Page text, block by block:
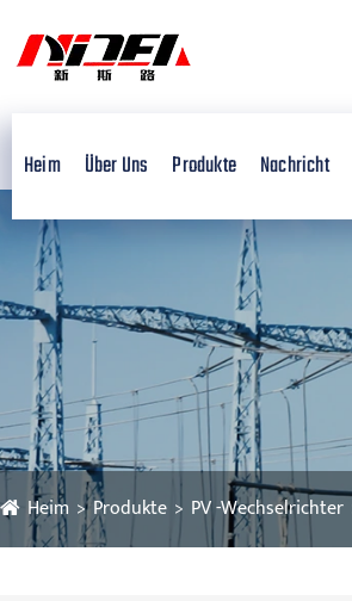
Heim Über Uns Produkte Nachricht
Heim Produkte PV -Wechselrichter